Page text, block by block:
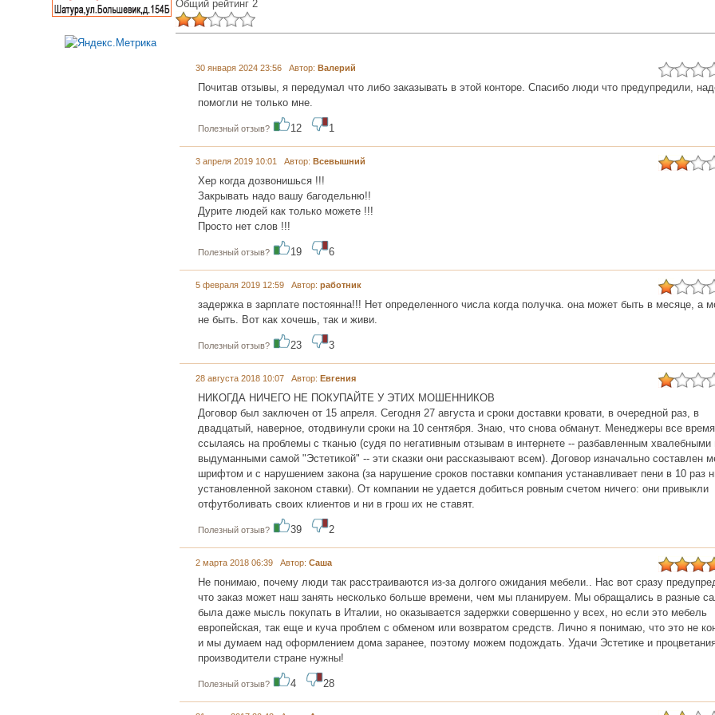
Общий рейтинг 2
30 января 2024 23:56 Автор: Валерий
Почитав отзывы, я передумал что либо заказывать в этой конторе. Спасибо люди что предупредили,
помогли не только мне.
Полезный отзыв? 12 1
3 апреля 2019 10:01 Автор: Всевышний
Хер когда дозвонишься !!!
Закрывать надо вашу багодельню!!
Дурите людей как только можете !!!
Просто нет слов !!!
Полезный отзыв? 19 6
5 февраля 2019 12:59 Автор: работник
задержка в зарплате постоянна!!! Нет определенного числа когда получка. она может быть в месяце, а
не быть. Вот как хочешь, так и живи.
Полезный отзыв? 23 3
28 августа 2018 10:07 Автор: Евгения
НИКОГДА НИЧЕГО НЕ ПОКУПАЙТЕ У ЭТИХ МОШЕННИКОВ
Договор был заключен от 15 апреля. Сегодня 27 августа и сроки доставки кровати, в очередной раз, в
двадцатый, наверное, отодвинули сроки на 10 сентября. Знаю, что снова обманут. Менеджеры все время
ссылаясь на проблемы с тканью (судя по негативным отзывам в интернете -- разбавленным хвалебными
выдуманными самой "Эстетикой" -- эти сказки они рассказывают всем). Договор изначально составлен
шрифтом и с нарушением закона (за нарушение сроков поставки компания устанавливает пени в 10 раз
установленной законом ставки). От компании не удается добиться ровным счетом ничего: они привыкли
отфутболивать своих клиентов и ни в грош их не ставят.
Полезный отзыв? 39 2
2 марта 2018 06:39 Автор: Саша
Не понимаю, почему люди так расстраиваются из-за долгого ожидания мебели.. Нас вот сразу
что заказ может наш занять несколько больше времени, чем мы планируем. Мы обращались в разные
была даже мысль покупать в Италии, но оказывается задержки совершенно у всех, но если это мебель
европейская, так еще и куча проблем с обменом или возвратом средств. Лично я понимаю, что это не
и мы думаем над оформлением дома заранее, поэтому можем подождать. Удачи Эстетике и
производители стране нужны!
Полезный отзыв? 4 28